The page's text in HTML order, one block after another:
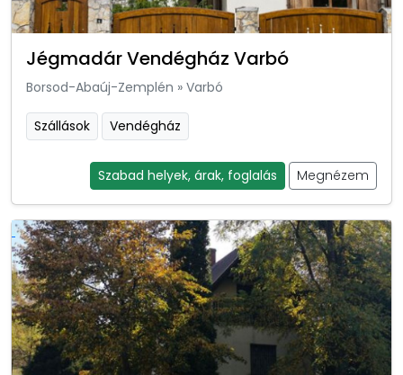
Jégmadár Vendégház Varbó
Borsod-Abaúj-Zemplén » Varbó
Szállások Vendégház
Szabad helyek, árak, foglalás Megnézem